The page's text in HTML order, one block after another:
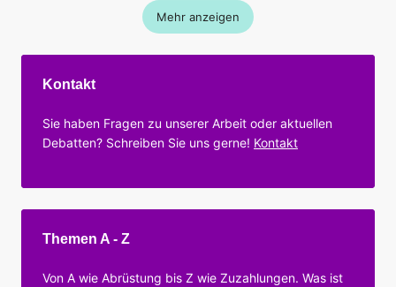
Mehr anzeigen
Kontakt
Sie haben Fragen zu unserer Arbeit oder aktuellen
Debatten? Schreiben Sie uns gerne! Kontakt
Themen A - Z
Von A wie Abrüstung bis Z wie Zuzahlungen. Was ist